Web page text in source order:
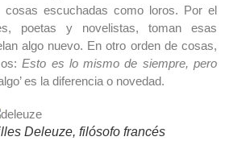
cosas escuchadas como loros. Por el
poetas y novelistas, toman esas
algo nuevo. En otro orden de cosas,
Esto es lo mismo de siempre, pero
es la diferencia o novedad.
Deleuze, filósofo francés